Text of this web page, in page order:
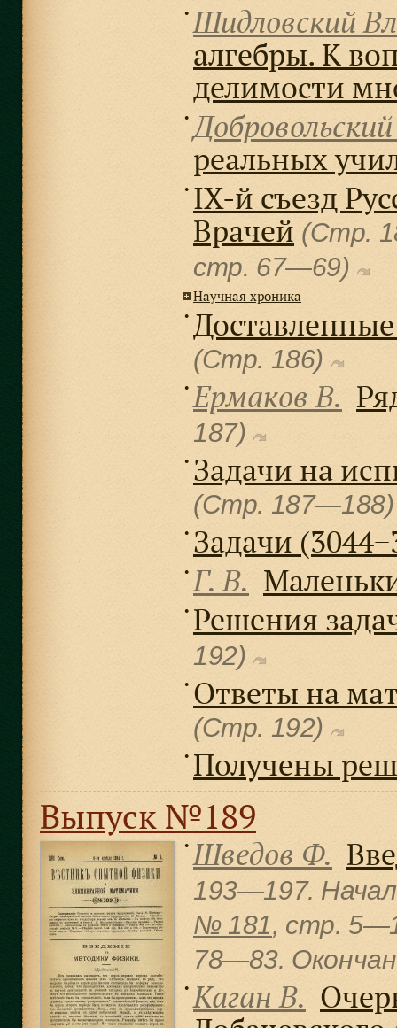
● Шидловский
алгебры. К
делимости
●
реальных
● IX-й съезд
Врачей (Стр.
cтр. 67—69)
Научная хроника
●
(Стр. 186)
● Ермаков В.
187)
● Задачи на
(Стр.
● Задачи
● Г. В.
● Решения
192)
● Ответы на
(Стр. 192)
● Получены
Выпуск №189
● Шведов Ф.
193—197.
№ 181, cтр.
78—83.
● Каган В.